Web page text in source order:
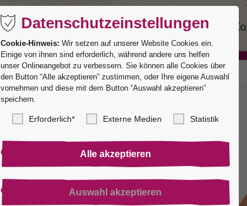
Ringe Service Manufaktur
Datenschutzeinstellungen
Cookie-Hinweis: Wir setzen auf unserer Website Cookies ein.
Einige von ihnen sind erforderlich, während andere uns helfen
unser Onlineangebot zu verbessern. Sie können alle Cookies über
den Button “Alle akzeptieren” zustimmen, oder Ihre eigene Auswahl
vornehmen und diese mit dem Button “Auswahl akzeptieren”
speichern.
Erforderlich* Externe Medien Statistik